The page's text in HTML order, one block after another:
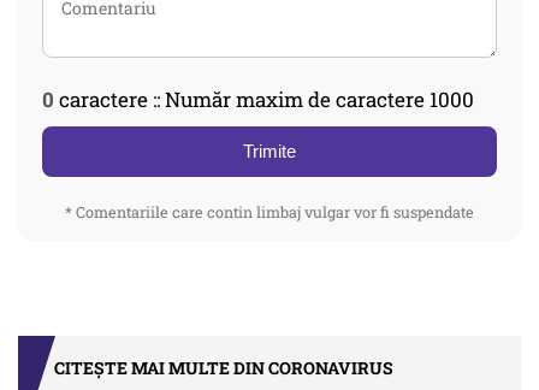
0 caractere :: Număr maxim de caractere 1000
Trimite
* Comentariile care contin limbaj vulgar vor fi suspendate
CITEȘTE MAI MULTE DIN CORONAVIRUS